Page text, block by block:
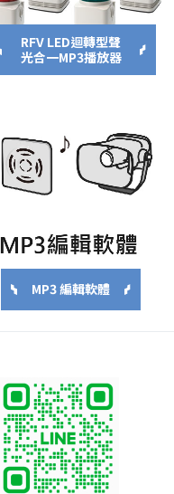
RFV LED迴轉型聲
光合一MP3播放器
MP3 編輯軟體